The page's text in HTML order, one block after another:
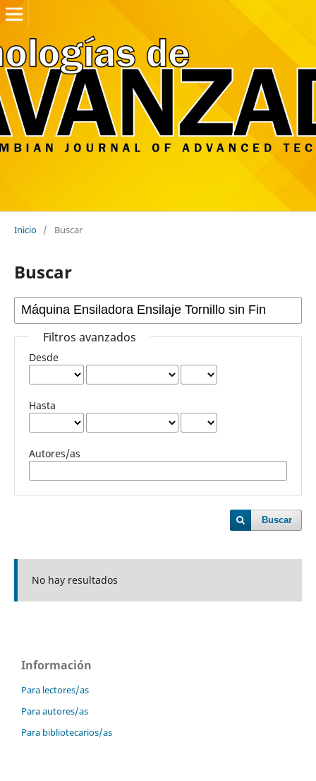
Inicio / Buscar
Buscar
Filtros avanzados
Desde
Hasta
Autores/as
Buscar
No hay resultados
Información
Para lectores/as
Para autores/as
Para bibliotecarios/as